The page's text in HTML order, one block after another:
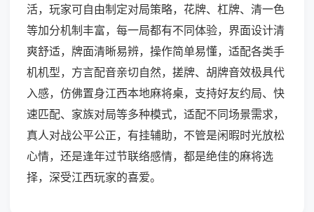
活，玩家可自由制定对局策略，花牌、杠牌、清一色
等加分机制丰富，每一局都有不同体验，界面设计清
爽舒适，牌面清晰易辨，操作简单易懂，适配各类手
机机型，方言配音亲切自然，搓牌、胡牌音效极具代
入感，仿佛置身江西本地麻将桌，支持好友约局、快
速匹配、家族对局等多种模式，适配不同场景需求，
真人对战公平公正，有挂辅助，不管是闲暇时光放松
心情，还是逢年过节联络感情，都是绝佳的麻将选
择，深受江西玩家的喜爱。